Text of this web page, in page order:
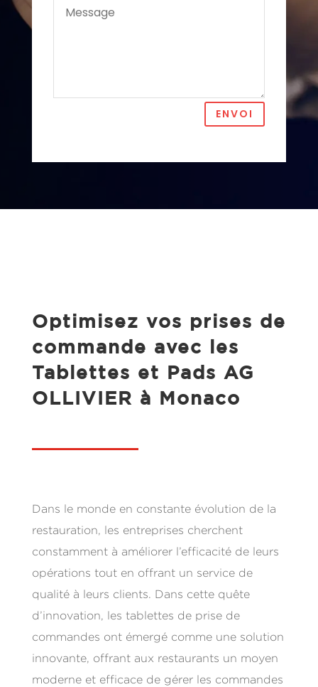
ENVOI
Optimisez vos prises de
commande avec les
Tablettes et Pads AG
OLLIVIER à Monaco
Dans le monde en constante évolution de la
restauration, les entreprises cherchent
constamment à améliorer l’efficacité de leurs
opérations tout en offrant un service de
qualité à leurs clients. Dans cette quête
d’innovation, les tablettes de prise de
commandes ont émergé comme une solution
innovante, offrant aux restaurants un moyen
moderne et efficace de gérer les commandes